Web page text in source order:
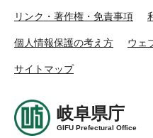
リンク・著作権・免責事項
個人情報保護の考え方 ウェ
サイトマップ
岐阜県庁
GIFU Prefectural Office